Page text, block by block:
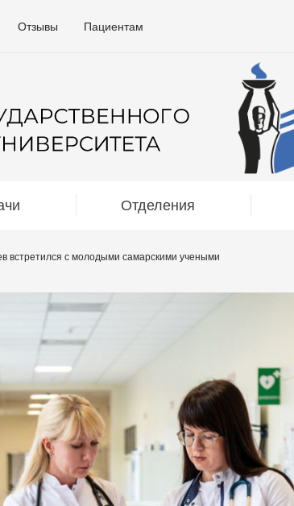
Отзывы Пациентам
Отделения
встретился с молодыми самарскими учеными